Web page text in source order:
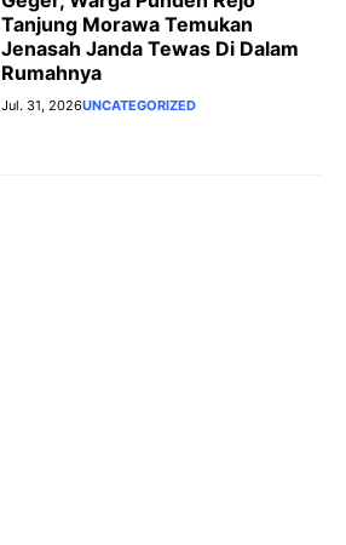
Tanjung Morawa Temukan
Jenasah Janda Tewas Di Dalam
Rumahnya
Jul. 31, 2026UNCATEGORIZED